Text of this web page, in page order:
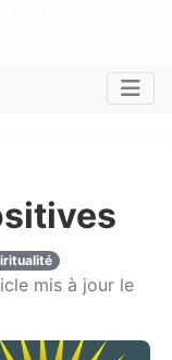
mis à jour le